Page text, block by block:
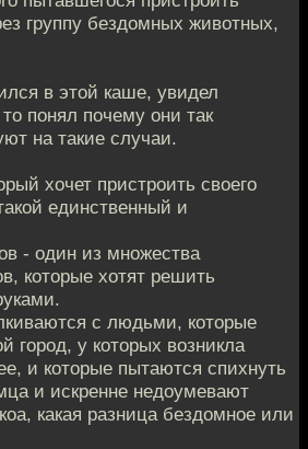
группу бездомных животных,
в этой каше, увидел
понял почему они так
на такие случаи.
хочет пристроить своего
единственный и
- один из множества
которые хотят решить
с людьми, которые
город, у которых возникла
и которые пытаются спихнуть
и искренне недоумевают
какая разница бездомное или